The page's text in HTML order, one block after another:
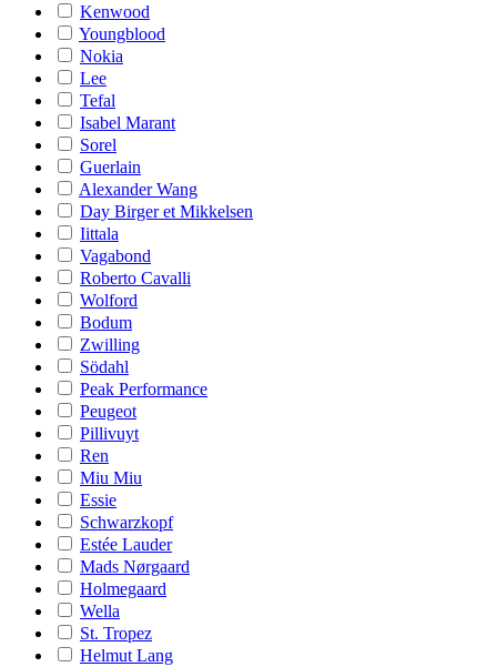
Kenwood
Youngblood
Nokia
Lee
Tefal
Isabel Marant
Sorel
Guerlain
Alexander Wang
Day Birger et Mikkelsen
Iittala
Vagabond
Roberto Cavalli
Wolford
Bodum
Zwilling
Södahl
Peak Performance
Peugeot
Pillivuyt
Ren
Miu Miu
Essie
Schwarzkopf
Estée Lauder
Mads Nørgaard
Holmegaard
Wella
St. Tropez
Helmut Lang